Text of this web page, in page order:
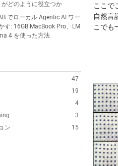
がどのように役立つか
でローカル Agentic AI ワー
す: 16GB MacBook Pro、LM
4 を使った方法
47
19
4
3
15
ン
ここで
自然言
こでも